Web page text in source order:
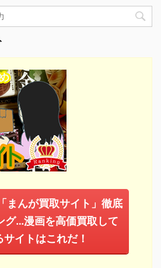
まんが買取サイト」徹底
グ…漫画を高価買取して
サイトはこれだ！